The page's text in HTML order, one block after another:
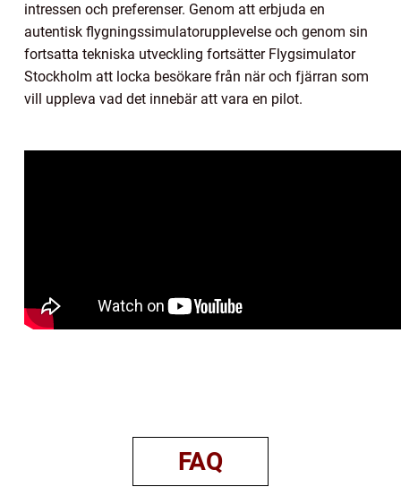
intressen och preferenser. Genom att erbjuda en
autentisk flygningssimulatorupplevelse och genom sin
fortsatta tekniska utveckling fortsätter Flygsimulator
Stockholm att locka besökare från när och fjärran som
vill uppleva vad det innebär att vara en pilot.
FAQ